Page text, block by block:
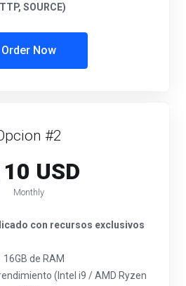
SOURCE)
Order Now
#2
USD
Monthly
con recursos exclusivos
de RAM
(Intel i9 / AMD Ryzen